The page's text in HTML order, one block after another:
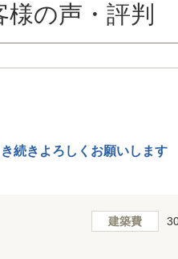
の声・評判
続きよろしくお願いします
建築費